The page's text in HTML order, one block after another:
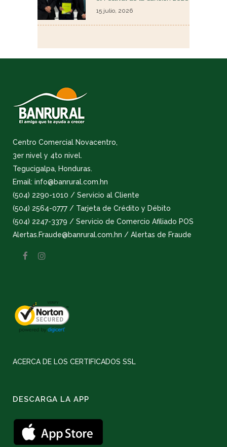
15 julio, 2026
Centro Comercial Novacentro,
3er nivel y 4to nivel.
Tegucigalpa, Honduras.
Email: info@banrural.com.hn
(504) 2290-1010 / Servicio al Cliente
(504) 2564-0777 / Tarjeta de Crédito y Débito
(504) 2247-3379 / Servicio de Comercio Afiliado POS
Alertas.Fraude@banrural.com.hn / Alertas de Fraude
ACERCA DE LOS CERTIFICADOS SSL
DESCARGA LA APP